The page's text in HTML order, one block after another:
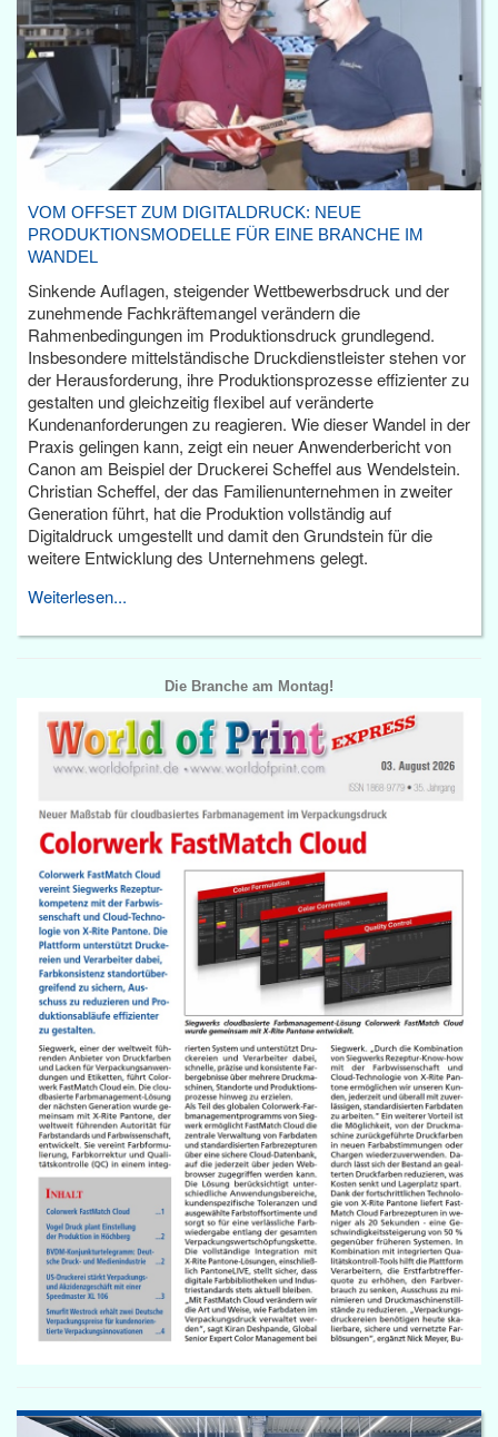
VOM OFFSET ZUM DIGITALDRUCK: NEUE
PRODUKTIONSMODELLE FÜR EINE BRANCHE IM
WANDEL
Sinkende Auflagen, steigender Wettbewerbsdruck und der
zunehmende Fachkräftemangel verändern die
Rahmenbedingungen im Produktionsdruck grundlegend.
Insbesondere mittelständische Druckdienstleister stehen vor
der Herausforderung, ihre Produktionsprozesse effizienter zu
gestalten und gleichzeitig flexibel auf veränderte
Kundenanforderungen zu reagieren. Wie dieser Wandel in der
Praxis gelingen kann, zeigt ein neuer Anwenderbericht von
Canon am Beispiel der Druckerei Scheffel aus Wendelstein.
Christian Scheffel, der das Familienunternehmen in zweiter
Generation führt, hat die Produktion vollständig auf
Digitaldruck umgestellt und damit den Grundstein für die
weitere Entwicklung des Unternehmens gelegt.
Weiterlesen...
Die Branche am Montag!